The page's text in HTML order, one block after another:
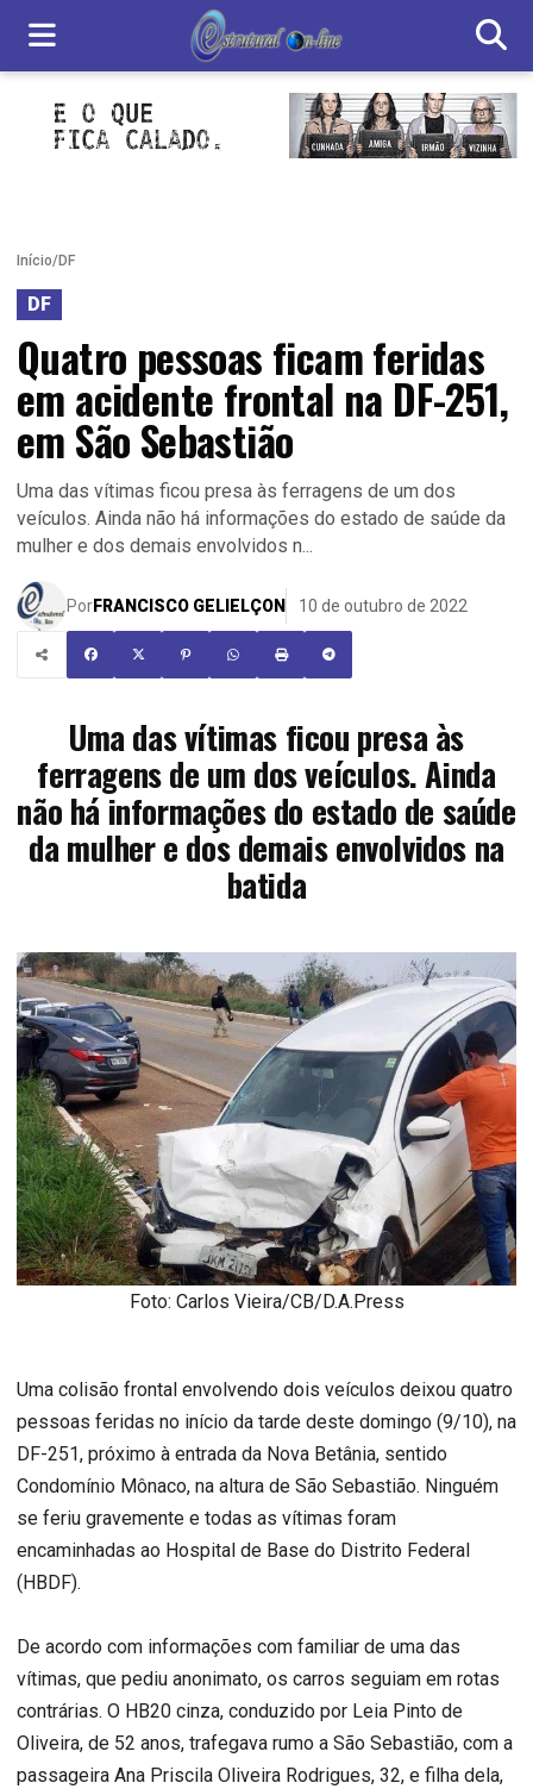
Início/DF
DF
Quatro pessoas ficam feridas
em acidente frontal na DF-251,
em São Sebastião
Uma das vítimas ficou presa às ferragens de um dos
veículos. Ainda não há informações do estado de saúde da
mulher e dos demais envolvidos n...
PorFRANCISCO GELIELÇON 10 de outubro de 2022
Uma das vítimas ficou presa às
ferragens de um dos veículos. Ainda
não há informações do estado de saúde
da mulher e dos demais envolvidos na
batida
Foto: Carlos Vieira/CB/D.A.Press
Uma colisão frontal envolvendo dois veículos deixou quatro
pessoas feridas no início da tarde deste domingo (9/10), na
DF-251, próximo à entrada da Nova Betânia, sentido
Condomínio Mônaco, na altura de São Sebastião. Ninguém
se feriu gravemente e todas as vítimas foram
encaminhadas ao Hospital de Base do Distrito Federal
(HBDF).
De acordo com informações com familiar de uma das
vítimas, que pediu anonimato, os carros seguiam em rotas
contrárias. O HB20 cinza, conduzido por Leia Pinto de
Oliveira, de 52 anos, trafegava rumo a São Sebastião, com a
passageira Ana Priscila Oliveira Rodrigues, 32, e filha dela,